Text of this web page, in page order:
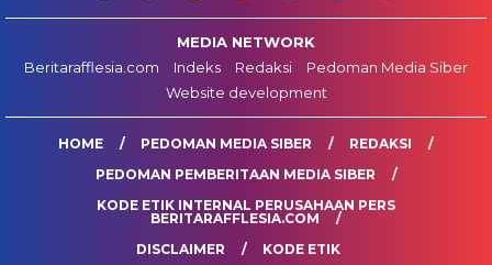
MEDIA NETWORK
Beritarafflesia.com
Indeks Redaksi
Pedoman Media Siber
Website development
HOME PEDOMAN MEDIA SIBER
REDAKSI
PEDOMAN PEMBERITAAN MEDIA SIBER
KODE ETIK INTERNAL PERUSAHAAN PERS
BERITARAFFLESIA.COM
DISCLAIMER
KODE ETIK